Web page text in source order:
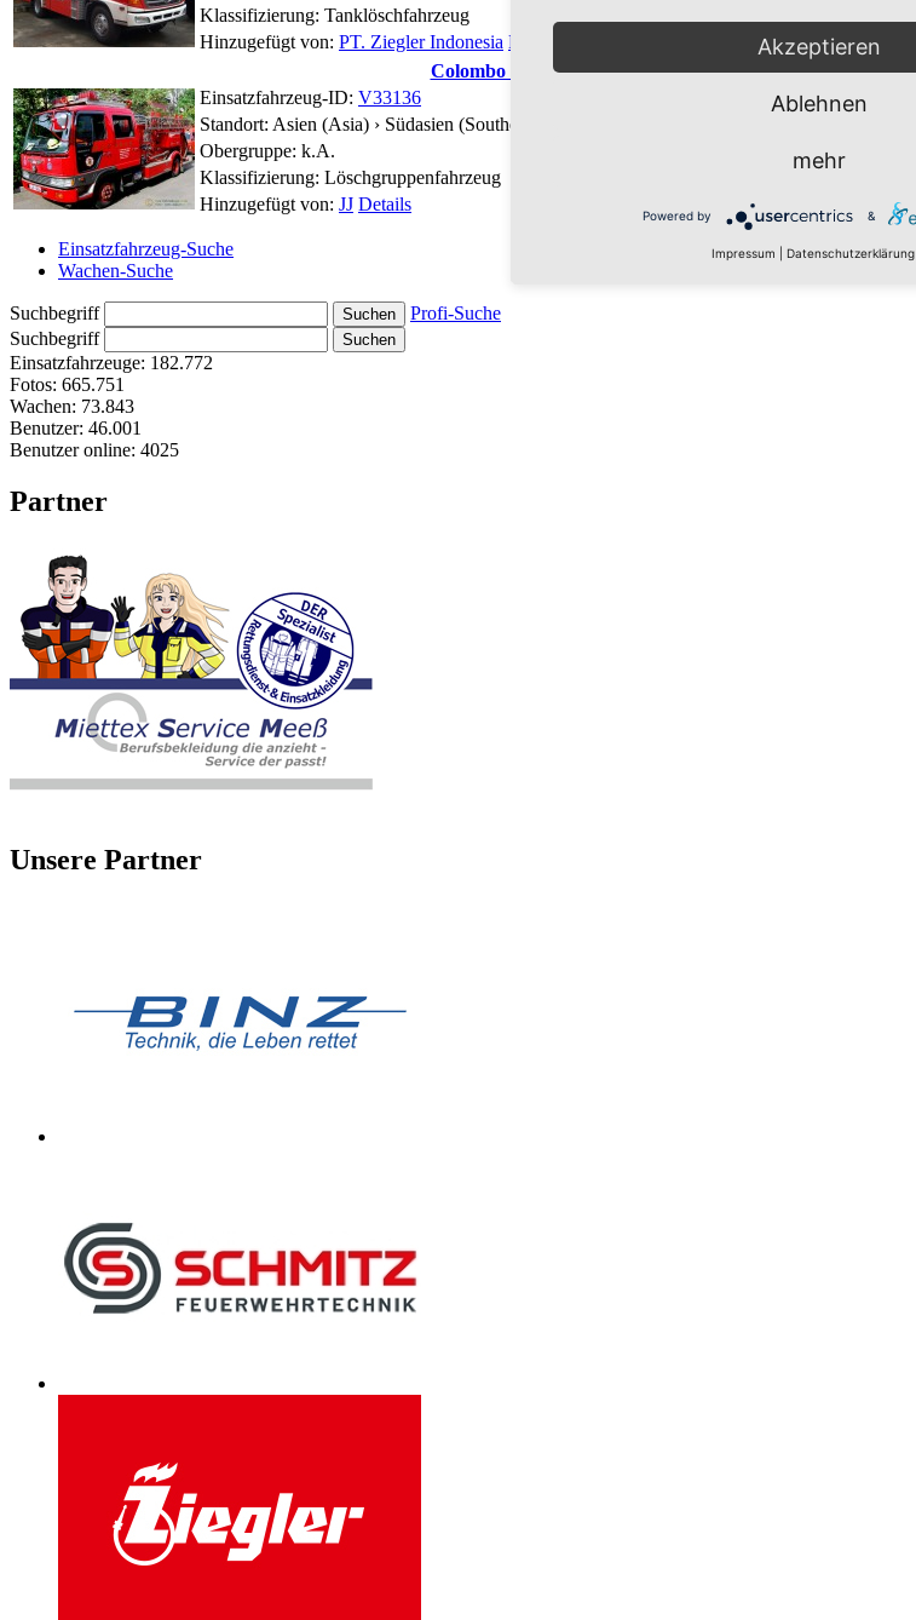
Klassifizierung: Tanklöschfahrzeug
Hinzugefügt von: PT. Ziegler Indonesia Details
Colombo - Fire Service - LF
Einsatzfahrzeug-ID: V33136
Standort: Asien (Asia) › Südasien (Southern Asia) ›
Obergruppe: k.A.
Klassifizierung: Löschgruppenfahrzeug
Hinzugefügt von: JJ Details
Einsatzfahrzeug-Suche
Wachen-Suche
Suchbegriff
Profi-Suche
Suchbegriff
Einsatzfahrzeuge: 182.772
Fotos: 665.751
Wachen: 73.843
Benutzer: 46.001
Benutzer online: 4025
Partner
Unsere Partner
Akzeptieren
Ablehnen
mehr
Powered by &
Impressum Datenschutzerklärung